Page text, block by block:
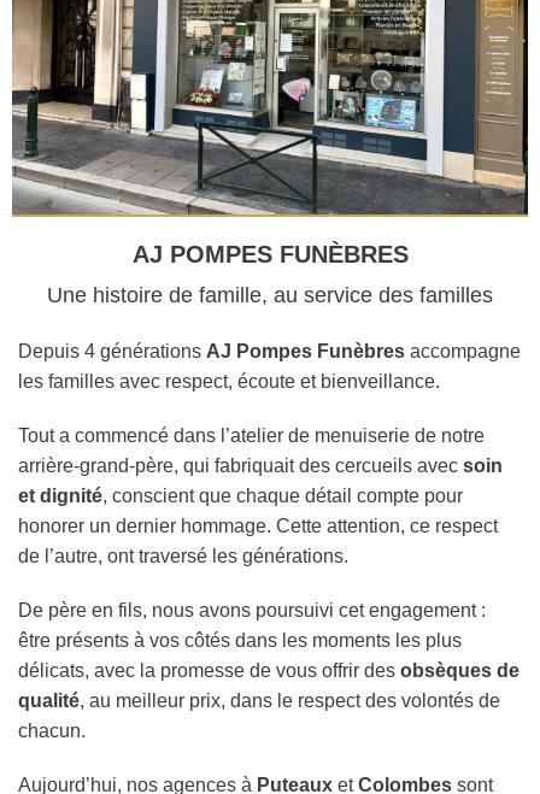
AJ POMPES FUNÈBRES
Une histoire de famille, au service des familles
Depuis 4 générations AJ Pompes Funèbres accompagne
les familles avec respect, écoute et bienveillance.
Tout a commencé dans l’atelier de menuiserie de notre
arrière-grand-père, qui fabriquait des cercueils avec soin
et dignité, conscient que chaque détail compte pour
honorer un dernier hommage. Cette attention, ce respect
de l’autre, ont traversé les générations.
De père en fils, nous avons poursuivi cet engagement :
être présents à vos côtés dans les moments les plus
délicats, avec la promesse de vous offrir des obsèques de
qualité, au meilleur prix, dans le respect des volontés de
chacun.
Aujourd’hui, nos agences à Puteaux etColombes sont